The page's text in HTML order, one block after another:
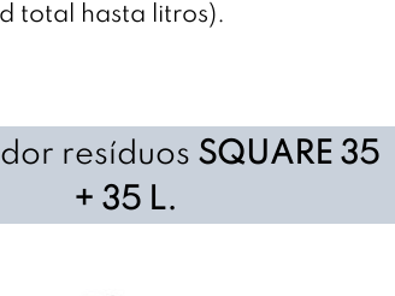
total hasta litros).
resíduos SQUARE 35
+ 35 L.